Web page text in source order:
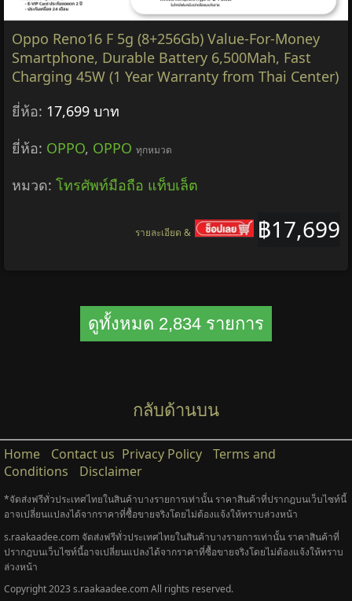
Oppo Reno16 F 5g (8+256Gb) Value-For-Money
Smartphone, Durable Battery 6,500Mah, Fast
Charging 45W (1 Year Warranty from Thai Center)
ยี่ห้อ: 17,699 บาท
ยี่ห้อ: OPPO, OPPO ทุกหมวด
หมวด: โทรศัพท์มือถือ แท็บเล็ต
฿17,699
รายละเอียด &
ดูทั้งหมด 2,834 รายการ
กลับด้านบน
Home Contact us Privacy Policy
Terms and
Conditions
Disclaimer
*จัดส่งฟรีทั่วประเทศไทยในสินค้าบางรายการเท่านั้น ราคาสินค้าที่ปรากฎบนเว็บไซท์นี้
อาจเปลี่ยนแปลงได้จากราคาที่ซื้อขายจริงโดยไม่ต้องแจ้งให้ทราบล่วงหน้า
s.raakaadee.com จัดส่งฟรีทั่วประเทศไทยในสินค้าบางรายการเท่านั้น ราคาสินค้าที่
ปรากฎบนเว็บไซท์นี้อาจเปลี่ยนแปลงได้จากราคาที่ซื้อขายจริงโดยไม่ต้องแจ้งให้ทราบ
ล่วงหน้า
Copyright 2023 s.raakaadee.com All rights reserved.